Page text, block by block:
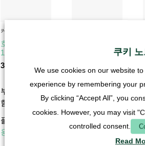
커넥터
호스 커넥터 T
16 - 흰색
3,90
부가가치세 포
함
플러스
용
부가가치세 포
함
쿠키
We use cookies on our website
experience by remembering your
By clicking “Accept All”, you
cookies. However, you may visit
controlled consent.
Read